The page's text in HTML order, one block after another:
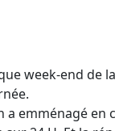
week-end de
emménagé en